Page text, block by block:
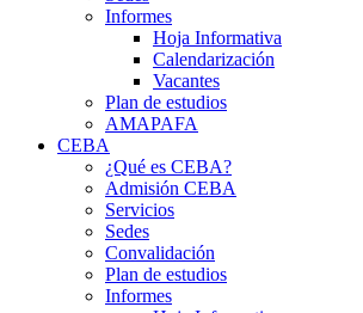
Informes
Hoja Informativa
Calendarización
Vacantes
Plan de estudios
AMAPAFA
CEBA
¿Qué es CEBA?
Admisión CEBA
Servicios
Sedes
Convalidación
Plan de estudios
Informes